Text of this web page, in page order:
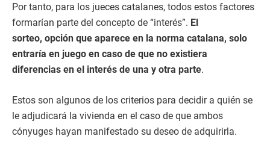
Por tanto, para los jueces catalanes, todos estos factores
formarían parte del concepto de “interés”. El
sorteo, opción que aparece en la norma catalana, solo
entraría en juego en caso de que no existiera
diferencias en el interés de una y otra parte.
Estos son algunos de los criterios para decidir a quién se
le adjudicará la vivienda en el caso de que ambos
cónyuges hayan manifestado su deseo de adquirirla.